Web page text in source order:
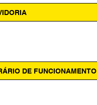
DE FUNCIONAMENTO